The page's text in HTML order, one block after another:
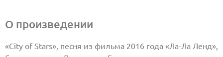
О произведении
«City of Stars», песня из фильма 2016 года «Ла-Ла Ленд»,